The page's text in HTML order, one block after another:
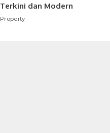
Terkini dan Modern
Property